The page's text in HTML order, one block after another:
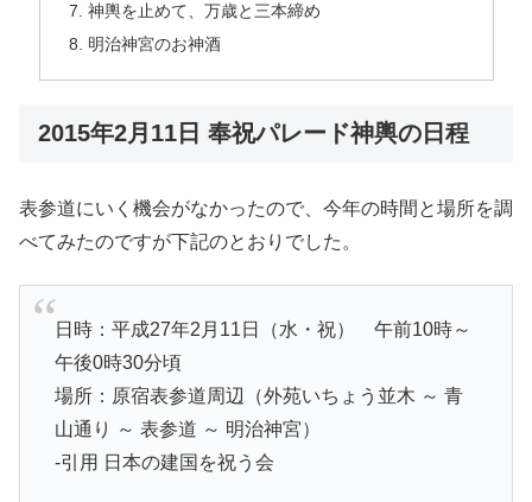
神輿を止めて、万歳と三本締め
明治神宮のお神酒
2015年2月11日 奉祝パレード神輿の日程
表参道にいく機会がなかったので、今年の時間と場所を調
べてみたのですが下記のとおりでした。
日時：平成27年2月11日（水・祝） 午前10時～
午後0時30分頃
場所：原宿表参道周辺（外苑いちょう並木 ～ 青
山通り ～ 表参道 ～ 明治神宮）
-引用 日本の建国を祝う会